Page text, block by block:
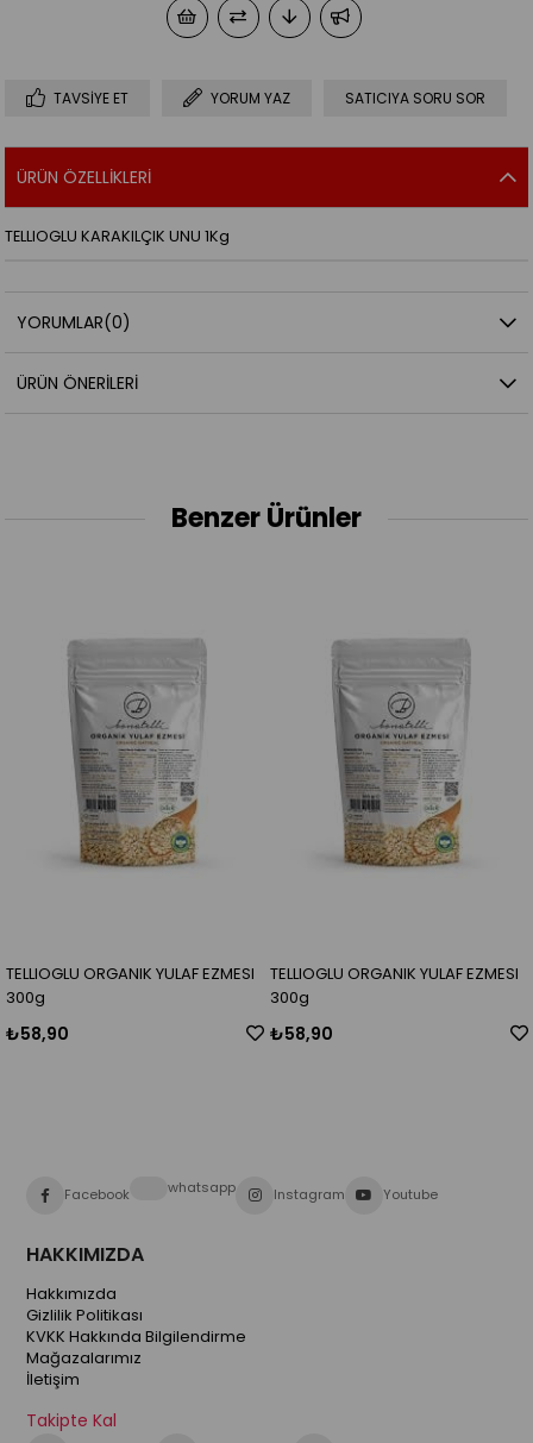
TAVSIYE ET YORUM YAZ SATICIYA SORU SOR
ÜRÜN ÖZELLIKLERI
TELLIOGLU KARAKILÇIK UNU 1Kg
YORUMLAR(0)
ÜRÜN ÖNERILERI
Benzer Ürünler
TELLIOGLU ORGANIK YULAF EZMESI
300g
₺58,90
TELLIOGLU ORGANIK YULAF EZMESI
300g
₺58,90
Facebook whatsapp Instagram Youtube
HAKKIMIZDA
Hakkımızda
Gizlilik Politikası
KVKK Hakkında Bilgilendirme
Mağazalarımız
İletişim
Takipte Kal